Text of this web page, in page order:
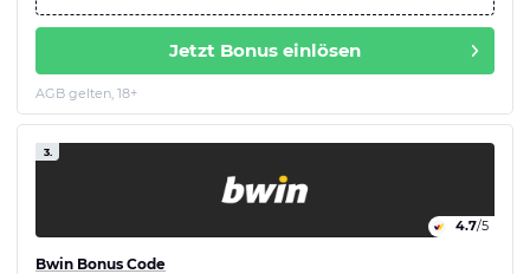
Jetzt Bonus einlösen
AGB gelten, 18+
3.
4.7/5
Bwin Bonus Code